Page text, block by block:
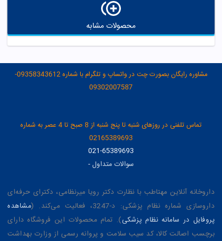
محصولات مشابه
مشاوره رایگان بصورت چت در واتساپ و تلگرام با شماره 09358343612-
09302007587
تماس تلفنی در روزهای شنبه تا پنج شنبه از 8 صبح تا 4 عصر به شماره
02165389693
021-65389693
سوالات متداول-
داروخانه آنلاین مهتاطب با نظارت دکتر رویا میرنظامی، دکترای حرفه‌ای
داروسازی شماره نظام پزشکی: د-3247، فعالیت می‌کند. (
مشاهده
پروفایل در سامانه نظام پزشکی). تمام محصولات این فروشگاه دارای
برچسب اصالت کالا، کد سیب سلامت و پروانه رسمی از وزارت بهداشت